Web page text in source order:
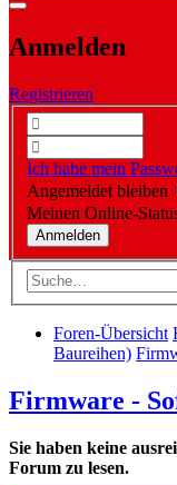
Anmelden
Registrieren
Ich habe mein
Angemeldet bleiben
Meinen Online-
Foren-Übersicht
Baureihen)
Firmware -
Sie haben keine
Forum zu lesen.